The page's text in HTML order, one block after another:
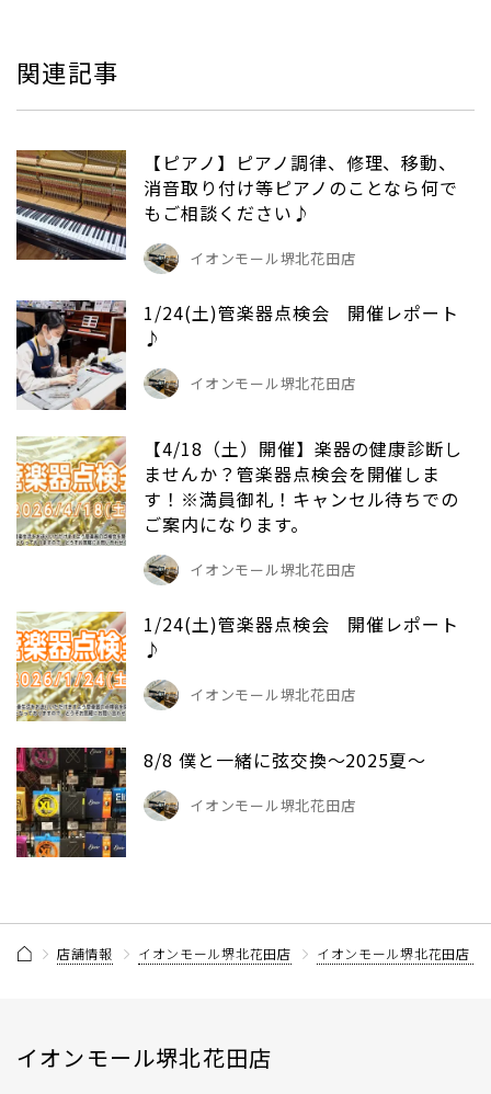
関連記事
【ピアノ】ピアノ調律、修理、移動、
消音取り付け等ピアノのことなら何で
もご相談ください♪
イオンモール堺北花田店
1/24(土)管楽器点検会 開催レポート
♪
イオンモール堺北花田店
【4/18（土）開催】楽器の健康診断し
ませんか？管楽器点検会を開催しま
す！※満員御礼！キャンセル待ちでの
ご案内になります。
イオンモール堺北花田店
1/24(土)管楽器点検会 開催レポート
♪
イオンモール堺北花田店
8/8 僕と一緒に弦交換～2025夏～
イオンモール堺北花田店
店舗情報 イオンモール堺北花田店 イオンモール堺北花田店
イオンモール堺北花田店